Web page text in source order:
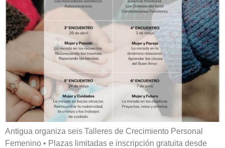
Antigua organiza seis Talleres de Crecimiento Personal
Femenino • Plazas limitadas e inscripción gratuita desde